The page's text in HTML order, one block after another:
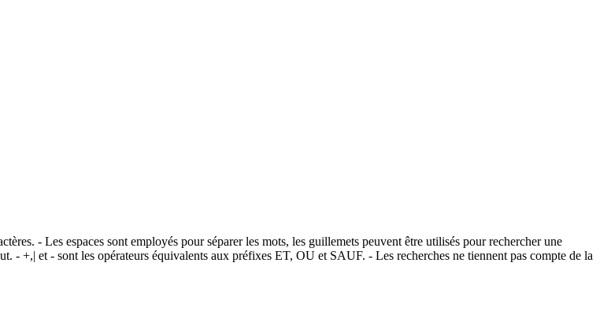
- Les espaces sont employés pour séparer les mots, les guillemets peuvent être utilisés pour rechercher une
- +,| et - sont les opérateurs équivalents aux préfixes ET, OU et SAUF. - Les recherches ne tiennent pas compte de la